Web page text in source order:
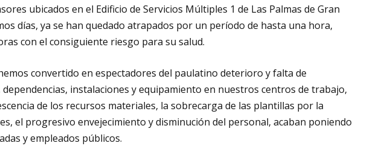
ubicados en el Edificio de Servicios Múltiples 1 de Las Palmas de Gran
días, ya se han quedado atrapados por un período de hasta una hora,
con el consiguiente riesgo para su salud.
convertido en espectadores del paulatino deterioro y falta de
instalaciones y equipamiento en nuestros centros de trabajo,
de los recursos materiales, la sobrecarga de las plantillas por la
el progresivo envejecimiento y disminución del personal, acaban poniendo
y empleados públicos.